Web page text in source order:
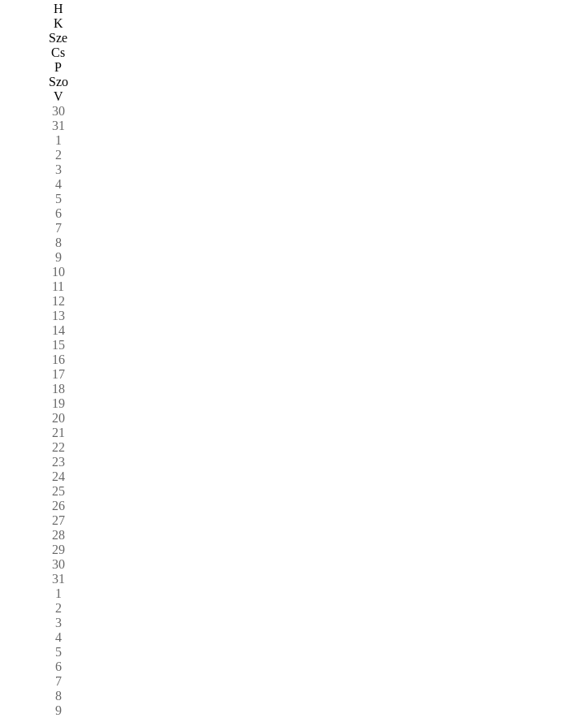
H
K
Sze
Cs
P
Szo
V
30
31
1
2
3
4
5
6
7
8
9
10
11
12
13
14
15
16
17
18
19
20
21
22
23
24
25
26
27
28
29
30
31
1
2
3
4
5
6
7
8
9